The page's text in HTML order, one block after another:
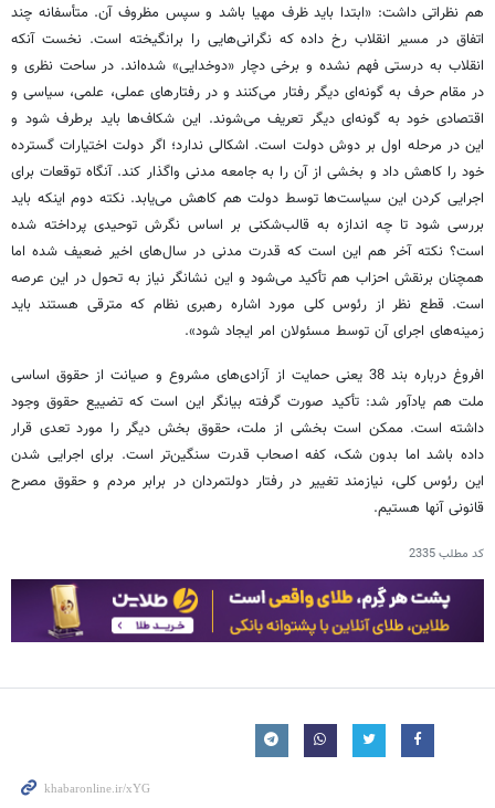
هم نظراتی داشت: «ابتدا باید ظرف مهیا باشد و سپس مظروف آن. متأسفانه چند
اتفاق در مسیر انقلاب رخ داده که نگرانی‌هایی را برانگیخته است. نخست آنکه
انقلاب به درستی فهم نشده و برخی دچار «دوخدایی» شده‌اند. در ساحت نظری و
در مقام حرف به گونه‌ای دیگر رفتار می‌کنند و در رفتارهای عملی، علمی، سیاسی و
اقتصادی خود به گونه‌ای دیگر تعریف می‌شوند. این شکاف‌ها باید برطرف شود و
این در مرحله اول بر دوش دولت است. اشکالی ندارد؛ اگر دولت اختیارات گسترده
خود را کاهش داد و بخشی از آن را به جامعه مدنی واگذار کند. آنگاه توقعات برای
اجرایی کردن این سیاست‌ها توسط دولت هم کاهش می‌یابد. نکته دوم اینکه باید
بررسی شود تا چه اندازه به قالب‌شکنی بر اساس نگرش توحیدی پرداخته شده
است؟ نکته آخر هم این است که قدرت مدنی در سال‌های اخیر ضعیف شده اما
همچنان برنقش احزاب هم تأکید می‌شود و این نشانگر نیاز به تحول در این عرصه
است. قطع نظر از رئوس کلی مورد اشاره رهبری نظام که مترقی هستند باید
زمینه‌های اجرای آن توسط مسئولان امر ایجاد شود».
افروغ درباره بند 38 یعنی حمایت از آزادی‌های مشروع و صیانت از حقوق اساسی
ملت هم یادآور شد: تأکید صورت گرفته بیانگر این است که تضییع حقوق وجود
داشته است. ممکن است بخشی از ملت، حقوق بخش دیگر را مورد تعدی قرار
داده باشد اما بدون شک، کفه اصحاب قدرت سنگین‌تر است. برای اجرایی شدن
این رئوس کلی، نیازمند تغییر در رفتار دولتمردان در برابر مردم و حقوق مصرح
قانونی آنها هستیم.
کد مطلب2335